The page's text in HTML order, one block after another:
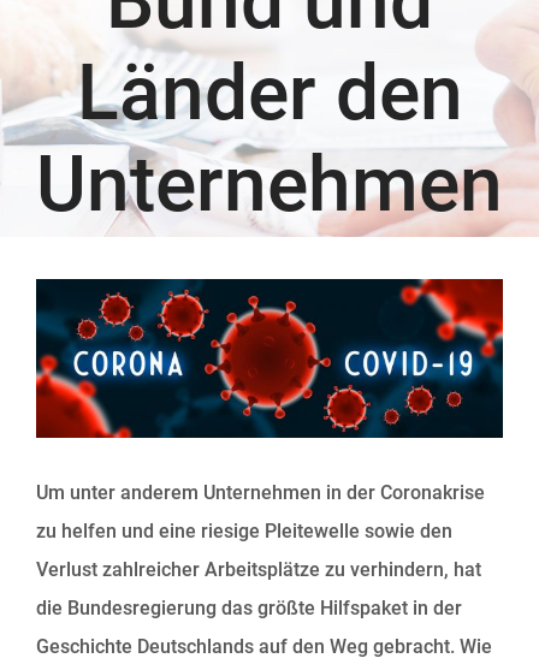
Länder den
Unternehmen
grösseres
Bild
Um unter anderem Unternehmen in der Coronakrise
zu helfen und eine riesige Pleitewelle sowie den
Verlust zahlreicher Arbeitsplätze zu verhindern, hat
die Bundesregierung das größte Hilfspaket in der
Geschichte Deutschlands auf den Weg gebracht. Wie